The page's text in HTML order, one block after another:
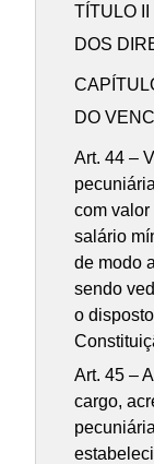
TÍTULO II
DOS
DO
Art. 44 –
com
salário
de modo
sendo
o
Art. 45 –
cargo,